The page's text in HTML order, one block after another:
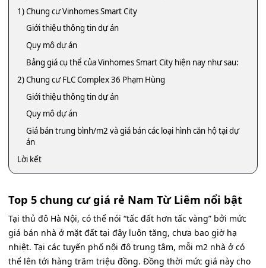
1) Chung cư Vinhomes Smart City
Giới thiệu thông tin dự án
Quy mô dự án
Bảng giá cụ thể của Vinhomes Smart City hiện nay như sau:
2) Chung cư FLC Complex 36 Phạm Hùng
Giới thiệu thông tin dự án
Quy mô dự án
Giá bán trung bình/m2 và giá bán các loại hình căn hộ tại dự
án
Lời kết
Top 5 chung cư giá rẻ Nam Từ Liêm nổi bật
Tại thủ đô Hà Nội, có thể nói “tấc đất hơn tấc vàng” bởi mức
giá bán nhà ở mặt đất tại đây luôn tăng, chưa bao giờ hạ
nhiệt. Tại các tuyến phố nội đô trung tâm, mỗi m2 nhà ở có
thể lên tới hàng trăm triệu đồng. Đồng thời mức giá này cho